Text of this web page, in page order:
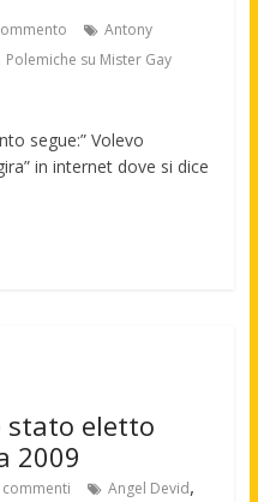
Antony
Polemiche su Mister Gay
segue:” Volevo
in internet dove si dice
stato eletto
2009
commenti Angel Devid,